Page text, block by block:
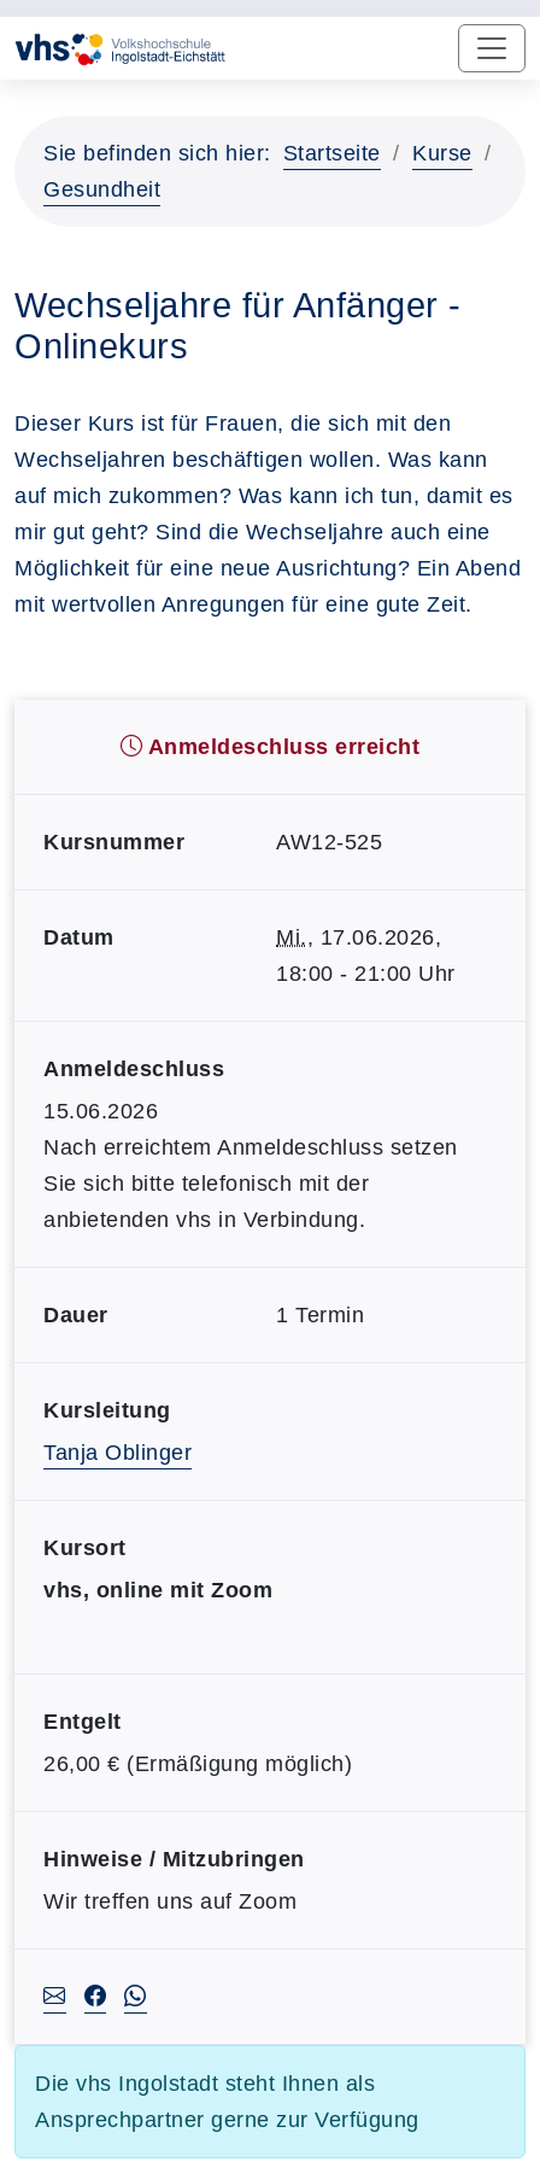
Sie befinden sich hier: Startseite
Kurse
Gesundheit
Wechseljahre für Anfänger -
Onlinekurs
Dieser Kurs ist für Frauen, die sich mit den
Wechseljahren beschäftigen wollen. Was kann
auf mich zukommen? Was kann ich tun, damit es
mir gut geht? Sind die Wechseljahre auch eine
Möglichkeit für eine neue Ausrichtung? Ein Abend
mit wertvollen Anregungen für eine gute Zeit.
Anmeldeschluss erreicht
Kursnummer AW12-525
Datum Mi., 17.06.2026,
18:00 - 21:00 Uhr
Anmeldeschluss
15.06.2026
Nach erreichtem Anmeldeschluss setzen
Sie sich bitte telefonisch mit der
anbietenden vhs in Verbindung.
Dauer 1 Termin
Kursleitung
Tanja Oblinger
Kursort
vhs, online mit Zoom
Entgelt
26,00 € (Ermäßigung möglich)
Hinweise / Mitzubringen
Wir treffen uns auf Zoom
Die vhs Ingolstadt steht Ihnen als
Ansprechpartner gerne zur Verfügung